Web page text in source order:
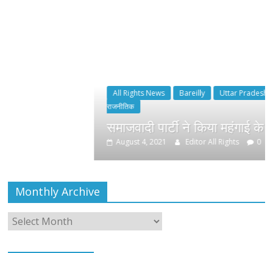
Bareilly Uttar Pradesh राजनीति
हॉट
समाजवादी पार्टी ने किया महंगाई के खिलाफ प्रदर्शन
Editor All Rights 0
Monthly Archive
Monthly
Archive